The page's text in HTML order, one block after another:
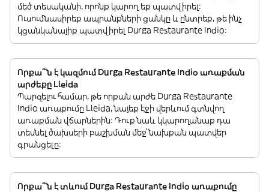
մեծ տեսականի, որոնք կարող եք պատվիրել:
Ուսումնասիրեք ապրանքների ցանկը և ընտրեք, թե ինչ
կցանկանայիք պատվիրել Durga Restaurante Indio:
Որքա՞ն է կազմում Durga Restaurante Indio առաքման
արժեքը Lleida
Պարզելու համար, թե որքան արժե Durga Restaurante
Indio առաքումը Lleida, նայեք էջի վերևում գտնվող
առաքման վճարներին: Դուք նաև կկարողանաք դա
տեսնել ծախսերի բաշխման մեջ՝ նախքան պատվեր
գրանցելը:
Որքա՞ն է տևում Durga Restaurante Indio առաքումը